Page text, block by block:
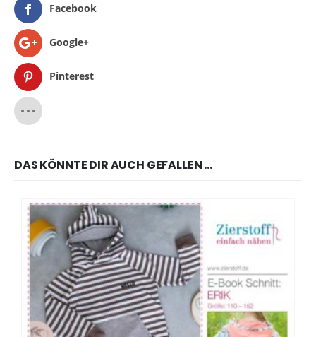
Facebook
Google+
Pinterest
DAS KÖNNTE DIR AUCH GEFALLEN …